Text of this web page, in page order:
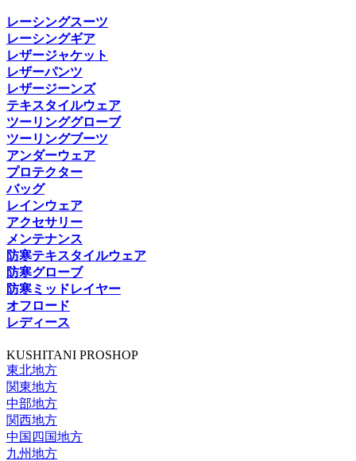
レーシングスーツ
レーシングギア
レザージャケット
レザーパンツ
レザージーンズ
テキスタイルウェア
ツーリンググローブ
ツーリングブーツ
アンダーウェア
プロテクター
バッグ
レインウェア
アクセサリー
メンテナンス
防寒テキスタイルウェア
防寒グローブ
防寒ミッドレイヤー
オフロード
レディース
KUSHITANI PROSHOP
東北地方
関東地方
中部地方
関西地方
中国四国地方
九州地方